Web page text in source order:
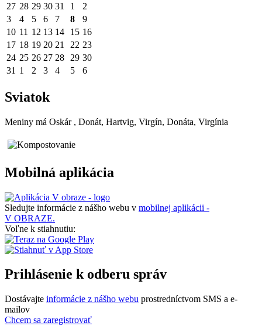
27 28 29 30 31 1
2
3
4 5 6 7 8
9
10 11 12 13 14 15 16
17 18 19 20 21 22 23
24 25 26 27 28 29 30
31 1 2 3 4 5 6
Sviatok
Meniny má Oskár , Donát, Hartvig, Virgín, Donáta, Virgínia
Mobilná aplikácia
Sledujte informácie z nášho webu v mobilnej aplikácii -
V OBRAZE.
Voľne k stiahnutiu:
Prihlásenie k odberu správ
Dostávajte informácie z nášho webu prostredníctvom SMS a e-
mailov
Chcem sa zaregistrovať